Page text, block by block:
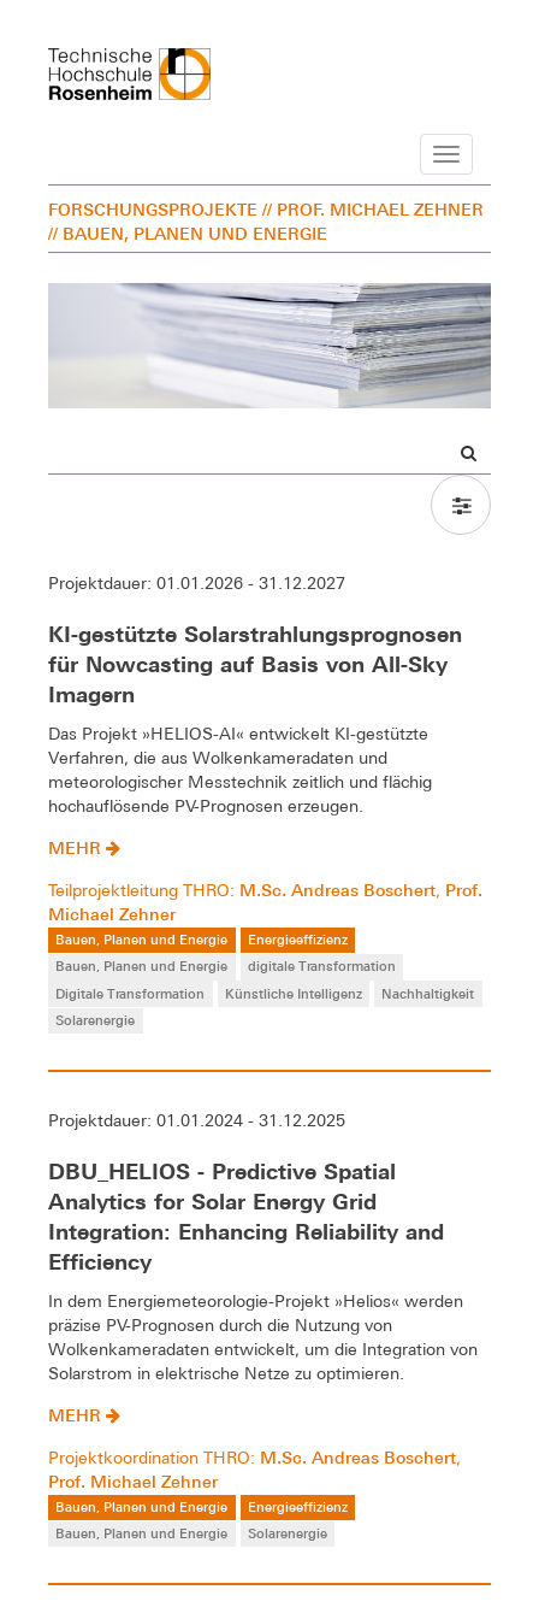
Navigation
FORSCHUNGSPROJEKTE // PROF. MICHAEL ZEHNER
// BAUEN, PLANEN UND ENERGIE
Projektdauer: 01.01.2026 - 31.12.2027
KI-gestützte Solarstrahlungsprognosen
für Nowcasting auf Basis von All-Sky
Imagern
Das Projekt »HELIOS-AI« entwickelt KI-gestützte
Verfahren, die aus Wolkenkameradaten und
meteorologischer Messtechnik zeitlich und flächig
hochauflösende PV-Prognosen erzeugen.
MEHR
Teilprojektleitung THRO: M.Sc. Andreas Boschert, Prof.
Michael Zehner
Bauen, Planen und Energie
Energieeffizienz
Bauen, Planen und Energie
digitale Transformation
Digitale Transformation
Künstliche Intelligenz
Nachhaltigkeit
Solarenergie
Projektdauer: 01.01.2024 - 31.12.2025
DBU_HELIOS - Predictive Spatial
Analytics for Solar Energy Grid
Integration: Enhancing Reliability and
Efficiency
In dem Energiemeteorologie-Projekt »Helios« werden
präzise PV-Prognosen durch die Nutzung von
Wolkenkameradaten entwickelt, um die Integration von
Solarstrom in elektrische Netze zu optimieren.
MEHR
Projektkoordination THRO: M.Sc. Andreas Boschert,
Prof. Michael Zehner
Bauen, Planen und Energie
Energieeffizienz
Bauen, Planen und Energie
Solarenergie